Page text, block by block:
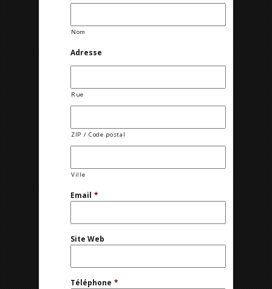
Nom
Adresse
Rue
ZIP / Code postal
Ville
Email *
Site Web
Téléphone *